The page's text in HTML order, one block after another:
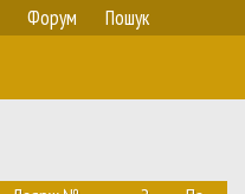
Форум Пошук